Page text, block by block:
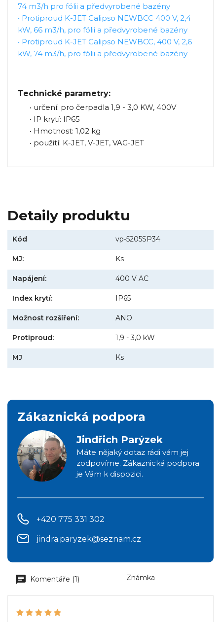
74 m3/h pro fólii a předvyrobené bazény
• Protiproud K-JET Calipso NEWBCC 400 V, 2,4
kW, 66 m3/h, pro fólii a předvyrobené bazény
• Protiproud K-JET Calipso NEWBCC, 400 V, 2,6
kW, 74 m3/h, pro fólii a předvyrobené bazény
Technické parametry:
• určení: pro čerpadla 1,9 - 3,0 KW, 400V
• IP krytí: IP65
• Hmotnost: 1,02 kg
• použití: K-JET, V-JET, VAG-JET
Detaily produktu
Kód vp-5205SP34
MJ: Ks
Napájení: 400 V AC
Index krytí: IP65
Možnost rozšíření: ANO
Protiproud: 1,9 - 3,0 kW
MJ Ks
Zákaznická podpora
Jindřich Parýzek
Máte nějaký dotaz rádi vám jej
zodpovíme. Zákaznická podpora
je Vám k dispozici.
+420 775 331 302
jindra.paryzek@seznam.cz
Komentáře (1) Známka